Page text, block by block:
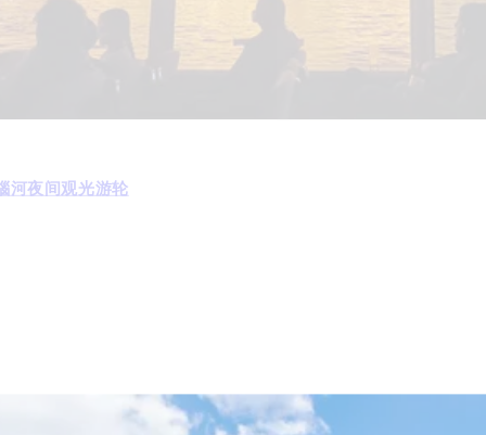
河夜间观光游轮